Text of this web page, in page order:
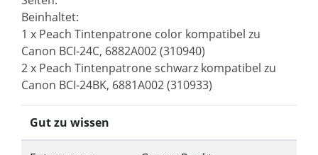
Beinhaltet:
1 x Peach Tintenpatrone color kompatibel zu
Canon BCI-24C, 6882A002 (310940)
2 x Peach Tintenpatrone schwarz kompatibel zu
Canon BCI-24BK, 6881A002 (310933)
Gut zu wissen